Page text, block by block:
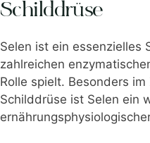
Schilddrüse
Selen ist ein essenzielles
zahlreichen
Rolle spielt. Besonders
Schilddrüse ist Selen ein